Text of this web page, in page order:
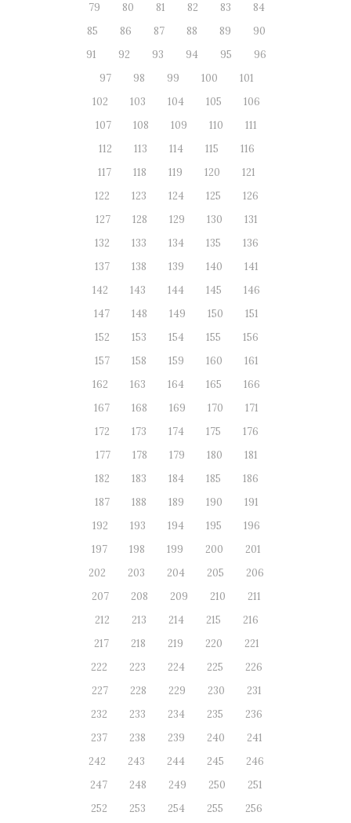
79
80 81 82 83
84
85
86 87 88 89
90
91
92 93 94 95
96
97
98 99 100
101
102
103 104 105
106
107
108 109 110
111
112
113 114 115
116
117
118 119 120
121
122
123 124 125
126
127
128 129 130
131
132
133 134 135
136
137
138 139 140
141
142
143 144 145
146
147
148 149 150
151
152
153 154 155
156
157
158 159 160
161
162
163 164 165
166
167
168 169 170
171
172
173 174 175
176
177
178 179 180
181
182
183 184 185
186
187
188 189 190
191
192
193 194 195
196
197
198 199 200
201
202
203 204 205
206
207
208 209 210
211
212
213 214 215
216
217
218 219 220
221
222
223 224 225
226
227
228 229 230
231
232
233 234 235
236
237
238 239 240
241
242
243 244 245
246
247
248 249 250
251
252
253 254 255
256